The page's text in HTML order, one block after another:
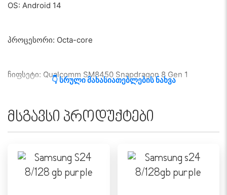
OS: Android 14
პროცესორი: Octa-core
ჩიფსეტი: Qualcomm SM8450 Snapdragon 8 Gen 1
მეხსიერება: 128GB
ფოტოკამერა: 108 MP, f/1.5-2.4, 26mm (wide)
👇 სრული მახასიათებლების ნახვა
მსგავსი პროდუქტები